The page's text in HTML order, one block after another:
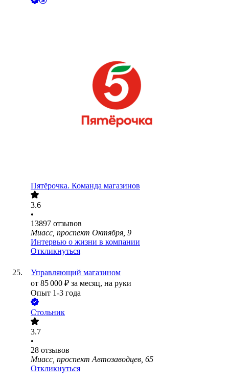
Пятёрочка. Команда магазинов
3.6
•
13897 отзывов
Миасс, проспект Октября, 9
Интервью о жизни в компании
Откликнуться
Управляющий магазином
от 85 000 ₽ за месяц, на руки
Опыт 1-3 года
Стольник
3.7
•
28 отзывов
Миасс, проспект Автозаводцев, 65
Откликнуться